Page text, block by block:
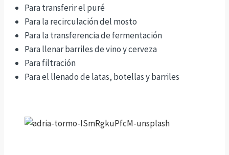
Para transferir el puré
Para la recirculación del mosto
Para la transferencia de fermentación
Para llenar barriles de vino y cerveza
Para filtración
Para el llenado de latas, botellas y barriles